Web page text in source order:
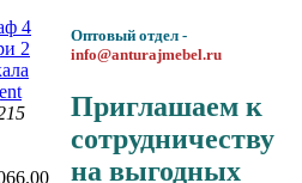
4
2
Оптовый отдел -
info@anturajmebel.ru
Приглашаем к
сотрудничеству
на выгодных